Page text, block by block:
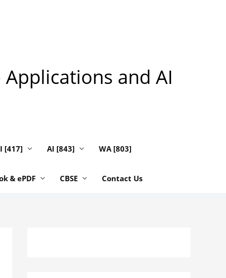
Applications and AI
[417] AI [843] WA [803]
& ePDF CBSE Contact Us